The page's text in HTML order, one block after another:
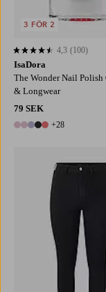
IsaDora
The Wonder Nail
& Longwear
79 SEK
33 färger
+28
4,3 baserat på 100 st
4,3 (100)
3 FÖR 2